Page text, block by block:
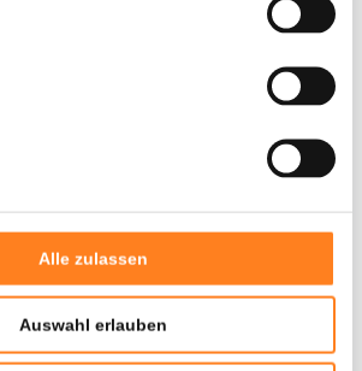
Alle zulassen
Auswahl erlauben